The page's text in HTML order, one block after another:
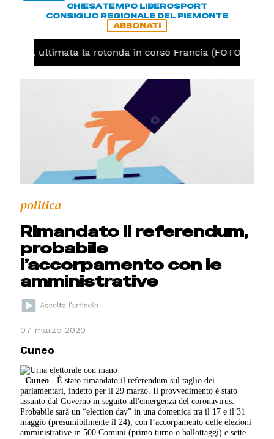
CHIESATEMPO LIBEROSPORT
CONSIGLIO REGIONALE DEL PIEMONTE
ABBONATI
ultimata la rotonda in corso Francia (FOTO)
politica
Rimandato il referendum,
probabile
l’accorpamento con le
amministrative
07 marzo 2020
Cuneo
Cuneo - È stato rimandato il referendum sul taglio dei
parlamentari, indetto per il 29 marzo. Il provvedimento è stato
assunto dal Governo in seguito all'emergenza del coronavirus.
Probabile sarà un “election day” in una domenica tra il 17 e il 31
maggio (presumibilmente il 24), con l’accorpamento delle elezioni
amministrative in 500 Comuni (primo turno o ballottaggi) e sette